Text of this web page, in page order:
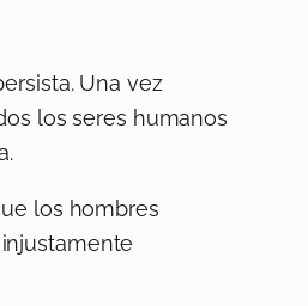
Una vez
los seres humanos
los hombres